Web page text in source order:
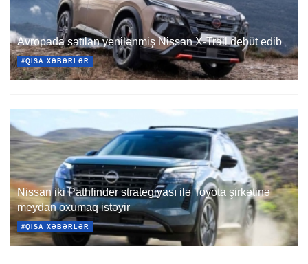
Avropada satılan yenilənmiş Nissan X-Trail debüt edib
#QISA XƏBƏRLƏR
Nissan iki Pathfinder strategiyası ilə Toyota şirkətinə
meydan oxumaq istəyir
#QISA XƏBƏRLƏR